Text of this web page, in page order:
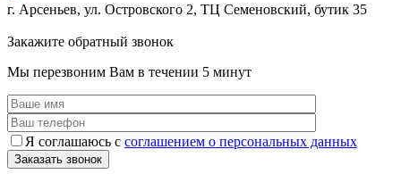
г. Арсеньев, ул. Островского 2, ТЦ Семеновский, бутик 35
Закажите обратный звонок
Мы перезвоним Вам в течении 5 минут
Я соглашаюсь с соглашением о персональных данных